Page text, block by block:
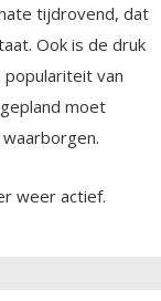
tijdrovend, dat
Ook is de druk
van
moet
weer actief.